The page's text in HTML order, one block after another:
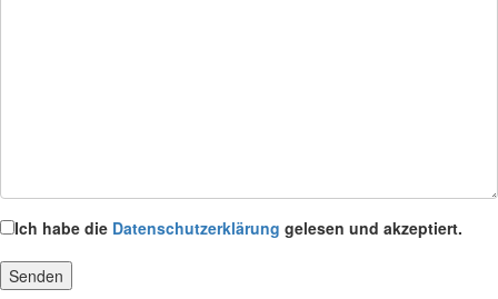
Ich habe die Datenschutzerklärung gelesen und akzeptiert.